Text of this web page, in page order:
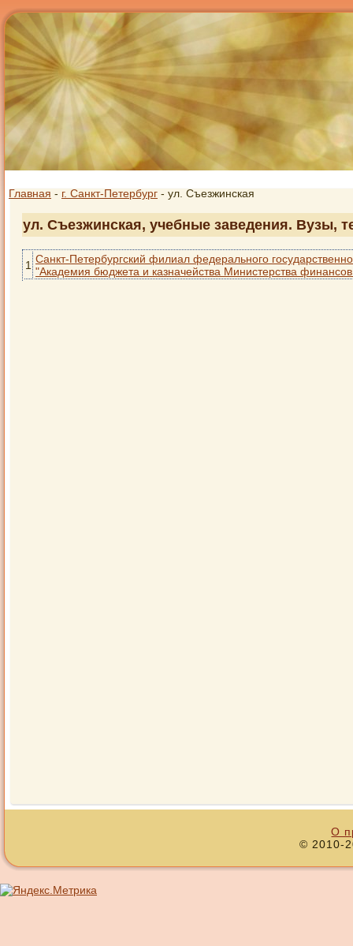
Главная - г. Санкт-Петербург - ул. Съезжинская
ул. Съезжинская, учебные заведения. Вузы,
1 Санкт-Петербургский филиал федерального
"Академия бюджета и казначейства Министерства
О
© 2010-